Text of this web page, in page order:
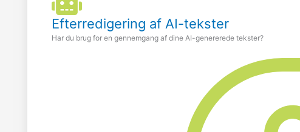
Efterredigering af AI-tekster
Har du brug for en gennemgang af dine AI-genererede tekster?